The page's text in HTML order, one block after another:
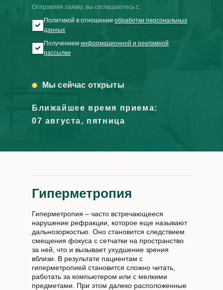
Отправляя заявку, вы соглашаетесь с:
Политикой в отношении обработки персональных
данных
Получением информационной и рекламной
рассылки
Мы сейчас открыты
Ближайшее время приема:
07 августа, пятница
Гиперметропия
Гиперметропия – часто встречающееся
нарушение рефракции, которое еще называют
дальнозоркостью. Оно становится следствием
смещения фокуса с сетчатки на пространство
за ней, что и вызывает ухудшение зрения
вблизи. В результате пациентам с
гиперметропией становится сложно читать,
работать за компьютером или с мелкими
предметами. При этом далеко расположенные